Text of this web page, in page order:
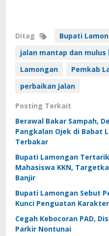
Ditag
Bupati
jalan mantap dan mulus
Lamongan
Pemkab
perbaikan jalan
Posting Terkait
Berawal Bakar Sampah,
Pangkalan Ojek di Babat
Terbakar
Bupati Lamongan
Mahasiswa KKN,
Banjir
Bupati Lamongan Sebut
Kunci Penguatan
Cegah Kebocoran PAD,
Parkir Nontunai